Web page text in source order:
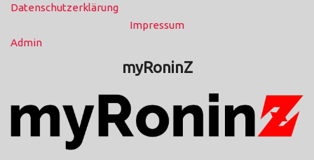
Datenschutzerklärung
Impressum
Admin
myRoninZ